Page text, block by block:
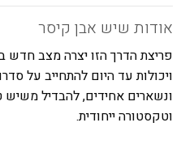
אודות שיש אבן קיסר
פריצת הדרך הזו יצרה מצב חדש
ויכולות עד היום להתחייב על
ונשארים אחידים, להבדיל משיש
וטקסטורה ייחודית.